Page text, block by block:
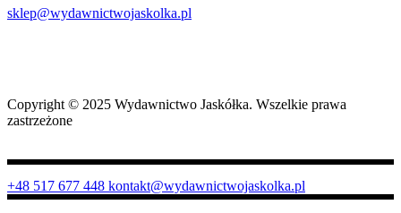
sklep@wydawnictwojaskolka.pl
Copyright © 2025 Wydawnictwo Jaskółka. Wszelkie prawa
zastrzeżone
+48 517 677 448 kontakt@wydawnictwojaskolka.pl